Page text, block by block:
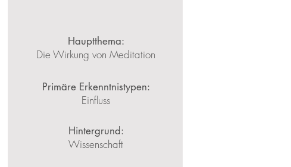
Hauptthema:
Die Wirkung von Meditation
Primäre Erkenntnistypen:
Einfluss
Hintergrund:
Wissenschaft